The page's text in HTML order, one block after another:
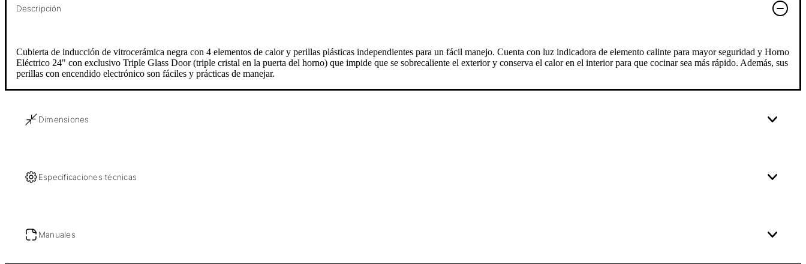
Descripción
Cubierta de inducción de vitrocerámica negra con 4 elementos de calor y perillas plásticas independientes para un fácil manejo. Cuenta con luz indicadora de elemento calinte para mayor seguridad y Horno
Eléctrico 24" con exclusivo Triple Glass Door (triple cristal en la puerta del horno) que impide que se sobrecaliente el exterior y conserva el calor en el interior para que cocinar sea más rápido. Además, sus
perillas con encendido electrónico son fáciles y prácticas de manejar.
Dimensiones
Especificaciones técnicas
Manuales